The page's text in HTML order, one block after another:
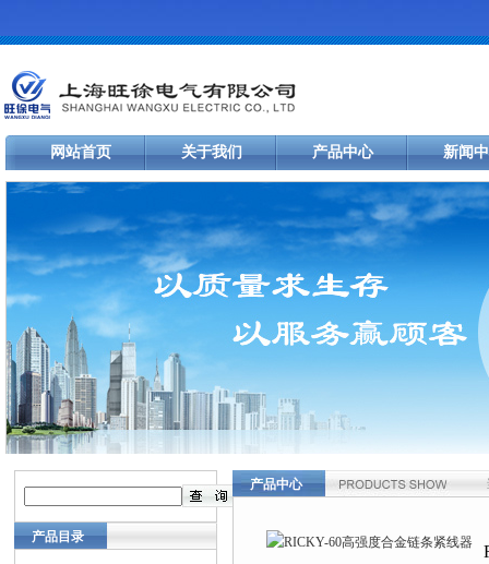
网站首页 关于我们 产品中心 新闻
产品目录
产品中心